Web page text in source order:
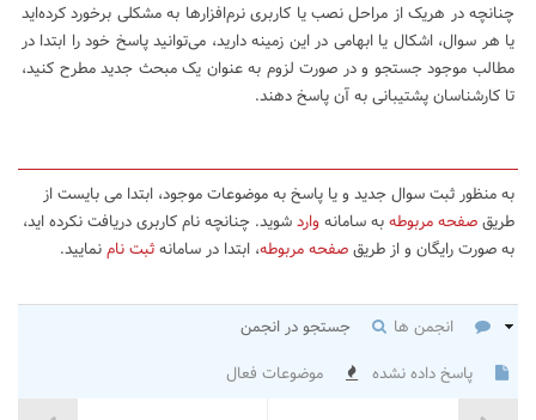
چنانچه در هریک از مراحل نصب یا کاربری نرم‌افزارها به مشکلی برخورد کرده‌اید
یا هر سوال، اشکال یا ابهامی در این زمینه دارید، می‌توانید پاسخ خود را ابتدا در
مطالب موجود جستجو و در صورت لزوم به عنوان یک مبحث جدید مطرح کنید،
تا کارشناسان پشتیبانی به آن پاسخ دهند.
به منظور ثبت سوال جدید و یا پاسخ به موضوعات موجود، ابتدا می بایست از
طریقصفحه مربوطهبه سامانه واردشوید. چنانچه نام کاربری دریافت نکرده اید،
به صورت رایگان و از طریقصفحه مربوطه، ابتدا در سامانهثبت نامنمایید.
انجمن ها
جستجو در انجمن
پاسخ داده نشده
موضوعات فعال